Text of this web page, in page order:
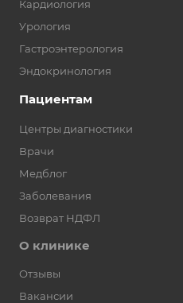
Кардиология
Урология
Гастроэнтерология
Эндокринология
Пациентам
Центры диагностики
Врачи
Медблог
Заболевания
Возврат НДФЛ
О клинике
Отзывы
Вакансии